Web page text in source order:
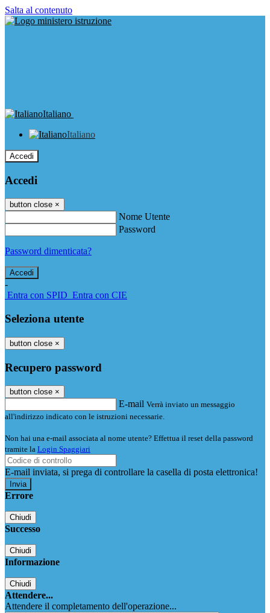
Salta al contenuto
Italiano
Italiano
Accedi
Accedi
button close ×
Nome Utente
Password
Password dimenticata?
-
Entra con SPID Entra con CIE
Seleziona utente
button close ×
Recupero password
button close ×
E-mail Verrà inviato un messaggio
all'indirizzo indicato con le istruzioni necessarie.
Non hai una e-mail associata al nome utente? Effettua il reset della password
tramite la Login Spaggiari
E-mail inviata, si prega di controllare la casella di posta elettronica!
Errore
Chiudi
Successo
Chiudi
Informazione
Chiudi
Attendere...
Attendere il completamento dell'operazione...